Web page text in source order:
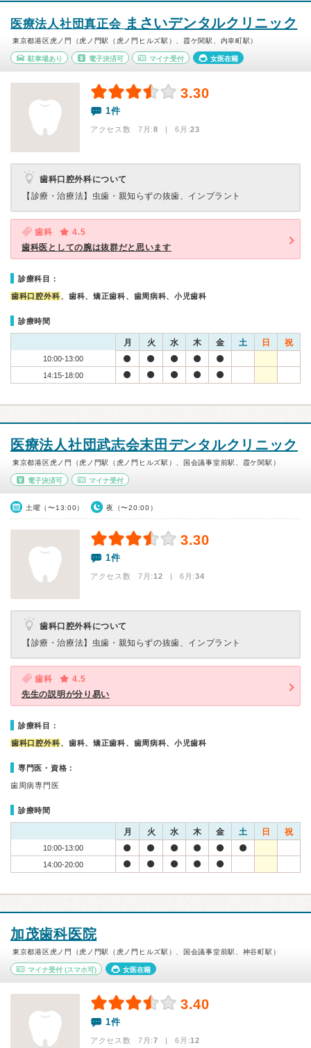
医療法人社団真正会 まさいデンタルクリニック
東京都港区虎ノ門（虎ノ門駅（虎ノ門ヒルズ駅）、霞ケ関駅、内幸町駅）
駐車場あり 電子決済可 マイナ受付 女医在籍
3.30
1件
アクセス数 7月:8 | 6月:23
歯科口腔外科について
【診療・治療法】 虫歯・親知らずの抜歯、インプラント
歯科
4.5
歯科医としての腕は抜群だと思います
診療科目：
歯科口腔外科、歯科、矯正歯科、歯周病科、小児歯科
診療時間
月 火 水 木 金 土 日 祝
10:00-13:00
14:15-18:00
医療法人社団武志会末田デンタルクリニック
東京都港区虎ノ門（虎ノ門駅（虎ノ門ヒルズ駅）、国会議事堂前駅、霞ケ関駅）
電子決済可 マイナ受付
土曜（〜13:00） 夜（〜20:00）
3.30
1件
アクセス数 7月:12 | 6月:34
歯科口腔外科について
【診療・治療法】 虫歯・親知らずの抜歯、インプラント
歯科
4.5
先生の説明が分り易い
診療科目：
歯科口腔外科、歯科、矯正歯科、歯周病科、小児歯科
専門医・資格：
歯周病専門医
診療時間
月 火 水 木 金 土 日 祝
10:00-13:00
14:00-20:00
加茂歯科医院
東京都港区虎ノ門（虎ノ門駅（虎ノ門ヒルズ駅）、国会議事堂前駅、神谷町駅）
マイナ受付 (スマホ可) 女医在籍
3.40
1件
アクセス数 7月:7 | 6月:12